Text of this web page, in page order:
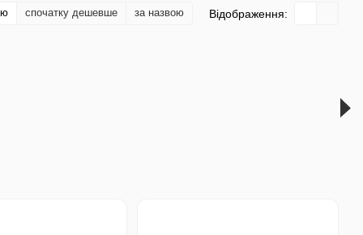
спочатку дешевше за назвою Відображення: